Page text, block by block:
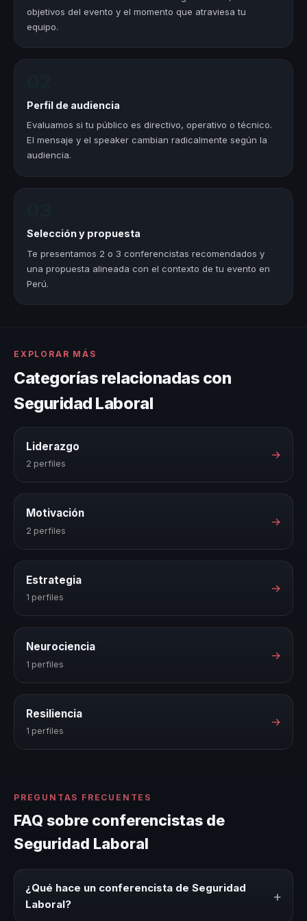
objetivos del evento y el momento que atraviesa tu
equipo.
Perfil de audiencia
Evaluamos si tu público es directivo, operativo o técnico.
El mensaje y el speaker cambian radicalmente según la
audiencia.
Selección y propuesta
Te presentamos 2 o 3 conferencistas recomendados y
una propuesta alineada con el contexto de tu evento en
Perú.
EXPLORAR MÁS
Categorías relacionadas con
Seguridad Laboral
Liderazgo
2 perfiles
→
Motivación
2 perfiles
→
Estrategia
1 perfiles
→
Neurociencia
1 perfiles
→
Resiliencia
1 perfiles
→
PREGUNTAS FRECUENTES
FAQ sobre conferencistas de
Seguridad Laboral
¿Qué hace un conferencista de Seguridad
Laboral?
+